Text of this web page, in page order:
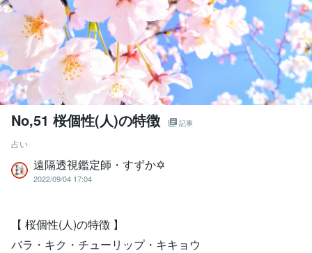
No,51 桜個性(人)の特徴 記事
占い
遠隔透視鑑定師・すずか✡
2022/09/04 17:04
【 桜個性(人)の特徴 】
バラ・キク・チューリップ・キキョウ